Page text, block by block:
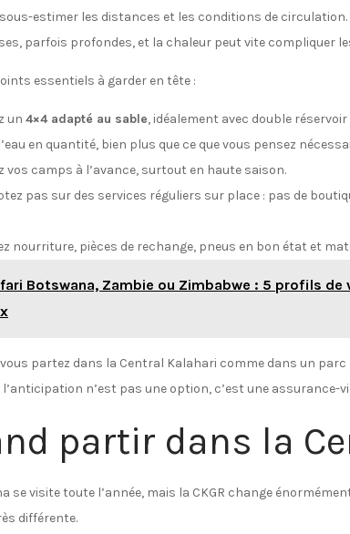
estimer les distances et les conditions de circulation.
parfois profondes, et la chaleur peut vite compliquer
essentiels à garder en tête :
un 4×4 adapté au sable, idéalement avec double
en quantité, bien plus que ce que vous pensez
vos camps à l’avance, surtout en haute saison.
pas sur des services réguliers sur place : pas de
nourriture, pièces de rechange, pneus en bon état et
Botswana, Zambie ou Zimbabwe : 5 profils
partez dans la Central Kalahari comme dans un
l’anticipation n’est pas une option, c’est une assurance-
partir dans la
se visite toute l’année, mais la CKGR change
différente.